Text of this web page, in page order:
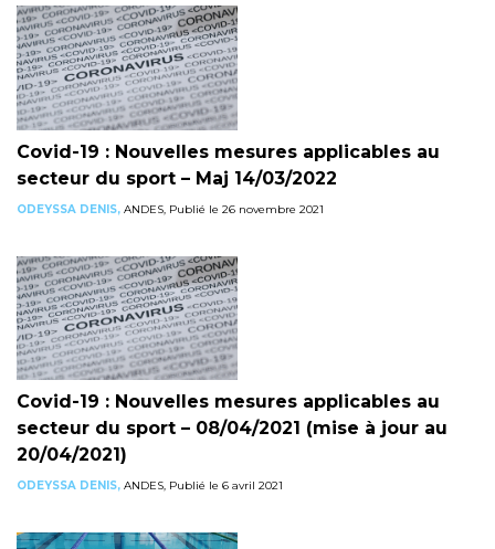
Covid-19 : Nouvelles mesures applicables au
secteur du sport – Maj 14/03/2022
ODEYSSA DENIS, ANDES, Publié le 26 novembre 2021
Covid-19 : Nouvelles mesures applicables au
secteur du sport – 08/04/2021 (mise à jour au
20/04/2021)
ODEYSSA DENIS, ANDES, Publié le 6 avril 2021